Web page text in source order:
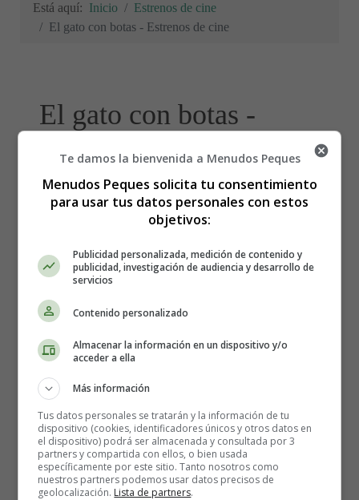
Está aquí: Inicio
Estrenos de cine
El gato con botas - Estrenos de cine
El gato con botas -
Estrenos de cine
Estreno de la película "El
Gato con Botas"
Año: 2011
Fecha de estreno: 25-11-2011
Género:Animación
Zach Galifianakis, Billy Bob Thornton, Benicio
Del Toro
Te damos la bienvenida a Menudos Peques
Menudos Peques solicita tu consentimiento
para usar tus datos personales con estos
objetivos:
Publicidad personalizada, medición de contenido y
publicidad, investigación de audiencia y desarrollo de
servicios
Contenido personalizado
Almacenar la información en un dispositivo y/o
acceder a ella
Más información
Tus datos personales se tratarán y la información de tu
dispositivo (cookies, identificadores únicos y otros datos en
el dispositivo) podrá ser almacenada y consultada por 3
partners y compartida con ellos, o bien usada
específicamente por este sitio. Tanto nosotros como
nuestros partners podemos usar datos precisos de
geolocalización. Lista de partners.